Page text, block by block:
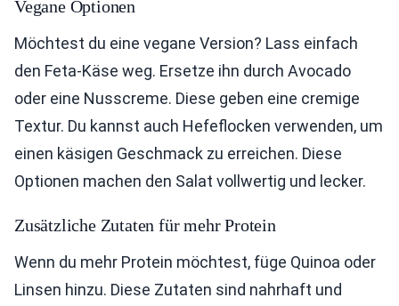
Vegane Optionen
Möchtest du eine vegane Version? Lass einfach
den Feta-Käse weg. Ersetze ihn durch Avocado
oder eine Nusscreme. Diese geben eine cremige
Textur. Du kannst auch Hefeflocken verwenden, um
einen käsigen Geschmack zu erreichen. Diese
Optionen machen den Salat vollwertig und lecker.
Zusätzliche Zutaten für mehr Protein
Wenn du mehr Protein möchtest, füge Quinoa oder
Linsen hinzu. Diese Zutaten sind nahrhaft und